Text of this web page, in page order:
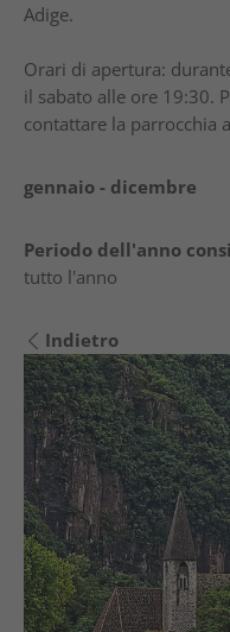
Adige.
Orari di apertura:
il sabato alle ore 19:30.
contattare la parrocchia
gennaio - dicembre
Periodo dell'anno
tutto l'anno
Indietro